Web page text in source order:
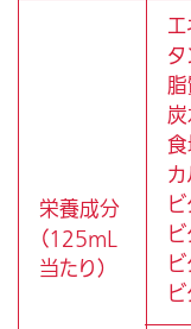
Q ：「リハビリ
が、健康な方で
Q ：リハデイズ
Q ：高齢者だけ
る時にも飲むと
Q ：賞味期限は
Q ：1日あたり
栄養成分
（125mL
当たり）